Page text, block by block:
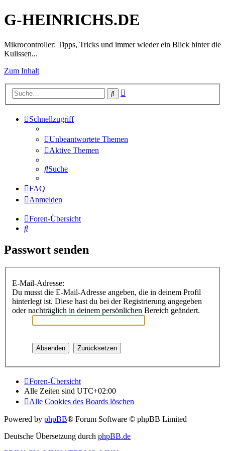
G-HEINRICHS.DE
Mikrocontroller: Tipps, Tricks und immer wieder ein Blick hinter die
Kulissen...
Zum Inhalt
Suche
Schnellzugriff
Unbeantwortete Themen
Aktive Themen
Suche
FAQ
Anmelden
Foren-Übersicht
Suche
Passwort senden
E-Mail-Adresse:
Du musst die E-Mail-Adresse angeben, die in deinem Profil
hinterlegt ist. Diese hast du bei der Registrierung angegeben
oder nachträglich in deinem persönlichen Bereich geändert.
Foren-Übersicht
Alle Zeiten sind UTC+02:00
Alle Cookies des Boards löschen
Powered by phpBB® Forum Software © phpBB Limited
Deutsche Übersetzung durch phpBB.de